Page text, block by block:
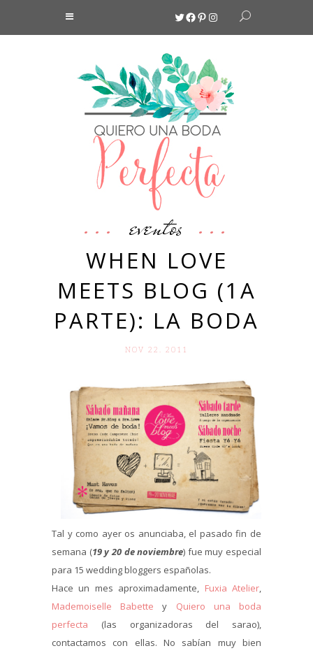
Twitter
Facebook
Pinterest
Instagram
eventos
WHEN LOVE
MEETS BLOG (1A
PARTE): LA BODA
NOV 22. 2011
Tal y como ayer os anunciaba, el pasado fin de
semana (19 y 20 de noviembre) fue muy especial
para 15 wedding bloggers españolas.
Hace un mes aproximadamente, Fuxia Atelier,
Mademoiselle Babette y Quiero una boda
perfecta (las organizadoras del sarao),
contactamos con ellas. No sabían muy bien